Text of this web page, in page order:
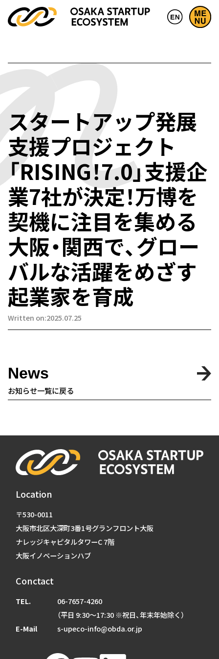
スタートアップ発展
支援プロジェクト
「RISING！7.0」支援企
業7社が決定！万博を
契機に注目を集める
大阪・関西で、グロー
バルな活躍をめざす
起業家を育成
Written on:2025.07.25
News
お知らせ一覧に戻る
Location
〒530-0011
大阪市北区大深町3番1号グランフロント大阪
ナレッジキャピタルタワーC 7階
大阪イノベーションハブ
Conctact
TEL.
06-7657-4260
（平日 9:30～17:30 ※祝日、年末年始除く）
E-Mail
s-upeco-info@obda.or.jp